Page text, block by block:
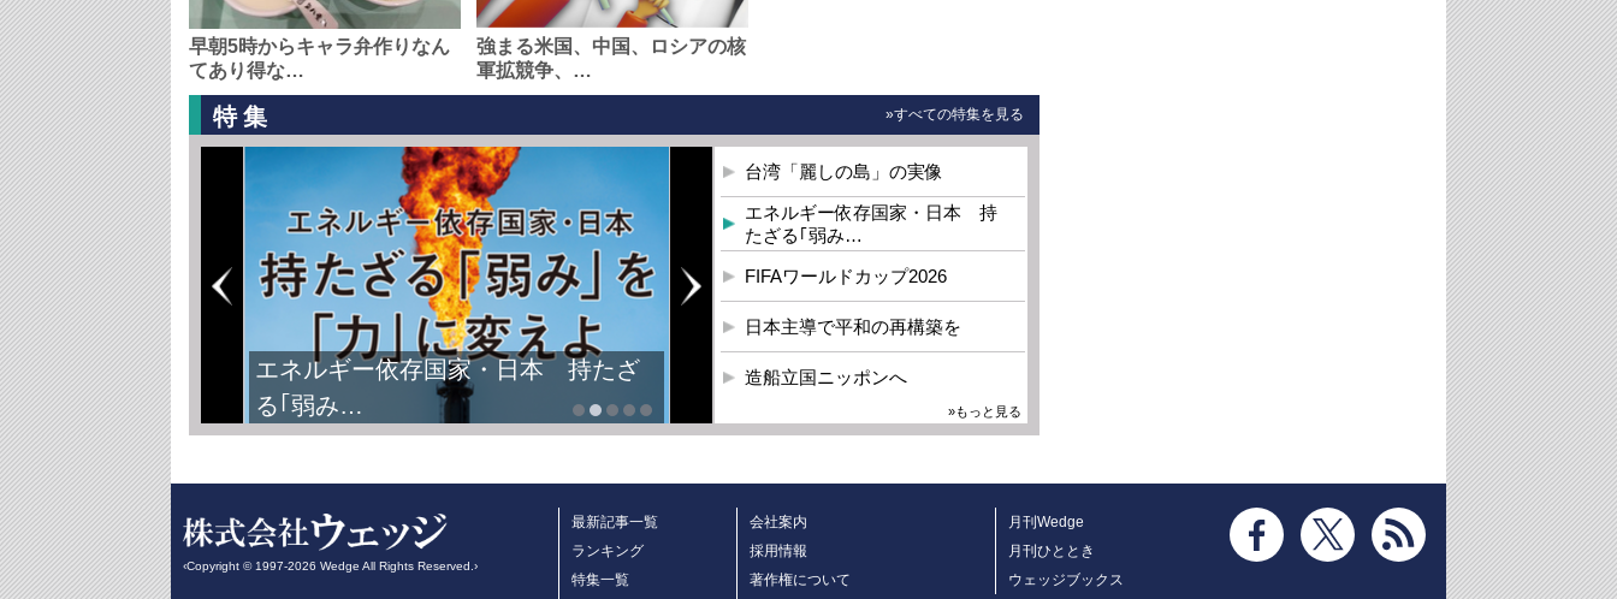
早朝5時からキャラ弁作りなん
てあり得な…
強まる米国、中国、ロシアの核
軍拡競争、…
特集 »すべての特集を見る
エネルギー依存国家・日本 持たざ
る｢弱み…
台湾「麗しの島」の実像
エネルギー依存国家・日本 持
たざる｢弱み…
FIFAワールドカップ2026
日本主導で平和の再構築を
造船立国ニッポンへ
»もっと見る
‹Copyright © 1997-2026 Wedge All Rights Reserved.›
最新記事一覧
ランキング
特集一覧
会社案内
採用情報
著作権について
月刊Wedge
月刊ひととき
ウェッジブックス